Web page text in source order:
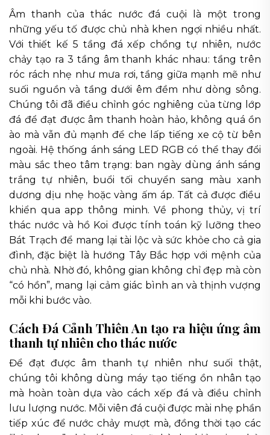
Âm thanh của thác nước đá cuội là một trong
những yếu tố được chủ nhà khen ngợi nhiều nhất.
Với thiết kế 5 tầng đá xếp chồng tự nhiên, nước
chảy tạo ra 3 tầng âm thanh khác nhau: tầng trên
róc rách nhẹ như mưa rơi, tầng giữa mạnh mẽ như
suối nguồn và tầng dưới êm đềm như dòng sông.
Chúng tôi đã điều chỉnh góc nghiêng của từng lớp
đá để đạt được âm thanh hoàn hảo, không quá ồn
ào mà vẫn đủ mạnh để che lấp tiếng xe cộ từ bên
ngoài. Hệ thống ánh sáng LED RGB có thể thay đổi
màu sắc theo tâm trạng: ban ngày dùng ánh sáng
trắng tự nhiên, buổi tối chuyển sang màu xanh
dương dịu nhẹ hoặc vàng ấm áp. Tất cả được điều
khiển qua app thông minh. Về phong thủy, vị trí
thác nước và hồ Koi được tính toán kỹ lưỡng theo
Bát Trạch để mang lại tài lộc và sức khỏe cho cả gia
đình, đặc biệt là hướng Tây Bắc hợp với mệnh của
chủ nhà. Nhờ đó, không gian không chỉ đẹp mà còn
“có hồn”, mang lại cảm giác bình an và thịnh vượng
mỗi khi bước vào.
Cách Đá Cảnh Thiên An tạo ra hiệu ứng âm
thanh tự nhiên cho thác nước
Để đạt được âm thanh tự nhiên như suối thật,
chúng tôi không dùng máy tạo tiếng ồn nhân tạo
mà hoàn toàn dựa vào cách xếp đá và điều chỉnh
lưu lượng nước. Mỗi viên đá cuội được mài nhẹ phần
tiếp xúc để nước chảy mượt mà, đồng thời tạo các